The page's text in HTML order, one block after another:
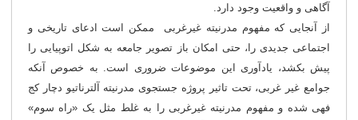
آگاهی و واقعیت وجود دارد.
از آنجایی که مفهوم مدرنیته غیرغربی ممکن است ادعای تاریخی و
اجتماعی جدیدی را، حتی امکان باز تصویر جامعه به شکل اتوپیایی را
پیش بکشد، یادآوری این موضوعات ضروری است. به خصوص آنکه
جوامع غیر غربی، تحت تاثیر پروژه جستجوی مدرنیته آلترناتیو دچار کج
فهی شده و مفهوم مدرنیته غیرغربی را به غلط مثل یک «راه سوم»